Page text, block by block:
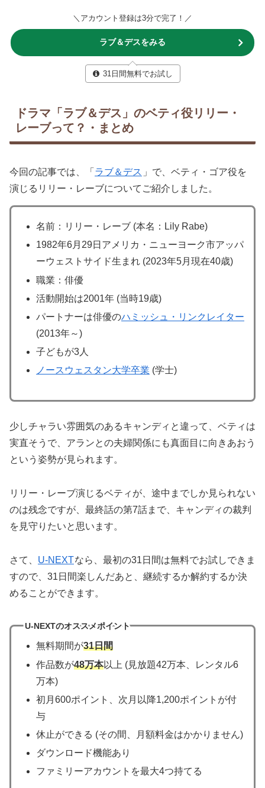
＼アカウント登録は3分で完了！／
ラブ＆デスをみる
31日間無料でお試し
ドラマ「ラブ＆デス」のベティ役リリー・
レーブって？・まとめ
今回の記事では、「 ラブ＆デス 」で、ベティ・ゴア役を
演じるリリー・レーブについてご紹介しました。
名前：リリー・レーブ (本名：Lily Rabe)
1982年6月29日アメリカ・ニューヨーク市アッパ
ーウェストサイド生まれ (2023年5月現在40歳)
職業：俳優
活動開始は2001年 (当時19歳)
パートナーは俳優のハミッシュ・リンクレイター
(2013年～)
子どもが3人
ノースウェスタン大学卒業 (学士)
少しチャラい雰囲気のあるキャンディと違って、ベティは
実直そうで、アランとの夫婦関係にも真面目に向きあおう
という姿勢が見られます。
リリー・レーブ演じるベティが、途中までしか見られない
のは残念ですが、最終話の第7話まで、キャンディの裁判
を見守りたいと思います。
さて、 U-NEXTなら、最初の31日間は無料でお試しできま
すので、31日間楽しんだあと、継続するか解約するか決
めることができます。
U-NEXTのオススメポイント
無料期間が31日間
作品数が48万本以上 (見放題42万本、レンタル6
万本)
初月600ポイント、次月以降1,200ポイントが付
与
休止ができる (その間、月額料金はかかりません)
ダウンロード機能あり
ファミリーアカウントを最大4つ持てる